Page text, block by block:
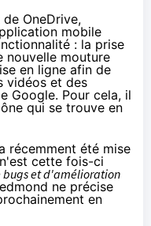
OneDrive,
mobile
: la prise
nouvelle mouture
en ligne afin de
vidéos et des
Google. Pour cela, il
qui se trouve en
récemment été mise
cette fois-ci
bugs et d'amélioration
ne précise
en